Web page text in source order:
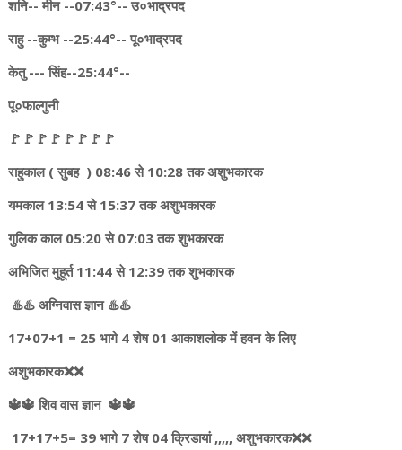
शनि-- मीन --07:43°-- उ०भाद्रपद
राहु --कुम्भ --25:44°-- पू०भाद्रपद
केतु --- सिंह--25:44°--
पू०फाल्गुनी
🚩🚩🚩🚩🚩🚩🚩🚩
राहुकाल ( सुबह ) 08:46 से 10:28 तक अशुभकारक
यमकाल 13:54 से 15:37 तक अशुभकारक
गुलिक काल 05:20 से 07:03 तक शुभकारक
अभिजित मुहूर्त 11:44 से 12:39 तक शुभकारक
♨️♨️ अग्निवास ज्ञान ♨️♨️
17+07+1 = 25 भागे 4 शेष 01 आकाशलोक में हवन के लिए
अशुभकारक❌❌
🔱🔱 शिव वास ज्ञान 🔱🔱
17+17+5= 39 भागे 7 शेष 04 क्रिडायां ,,,,, अशुभकारक❌❌